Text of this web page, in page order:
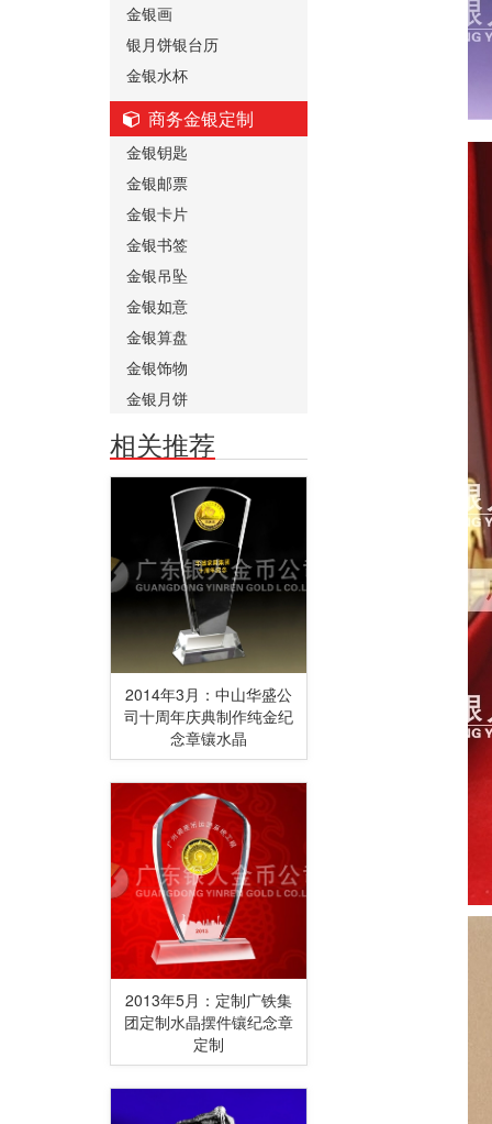
金银画
银月饼银台历
金银水杯
商务金银定制
金银钥匙
金银邮票
金银卡片
金银书签
金银吊坠
金银如意
金银算盘
金银饰物
金银月饼
相关推荐
2014年3月：中山华盛公
司十周年庆典制作纯金纪
念章镶水晶
2013年5月：定制广铁集
团定制水晶摆件镶纪念章
定制